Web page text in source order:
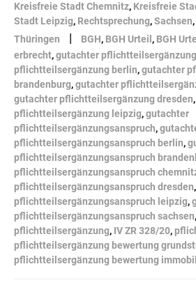
Kreisfreie Stadt Chemnitz, Kreisfreie
Stadt Leipzig, Rechtsprechung,Sachsen,
Thüringen
| BGH, BGH Urteil , BGH
erbrecht,gutachter pflichtteilsergänzung
pflichtteilsergänzung berlin,gutachter
brandenburg,gutachter
gutachter pflichtteilsergänzung dresden,
pflichtteilsergänzung leipzig,gutachter
pflichtteilsergänzungsanspruch,
pflichtteilsergänzungsanspruch berlin,
pflichtteilsergänzungsanspruch
pflichtteilsergänzungsanspruch
pflichtteilsergänzungsanspruch dresden,
pflichtteilsergänzungsanspruch leipzig,
pflichtteilsergänzungsanspruch sachsen,
pflichtteilsergänzung, IV ZR 328/20,
pflichtteilsergänzung bewertung
pflichtteilsergänzung bewertung